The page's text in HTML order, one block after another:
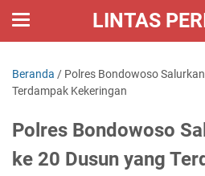
LINTAS
Beranda / Polres Bondowoso
Terdampak Kekeringan
Polres Bondowoso
ke 20 Dusun yang